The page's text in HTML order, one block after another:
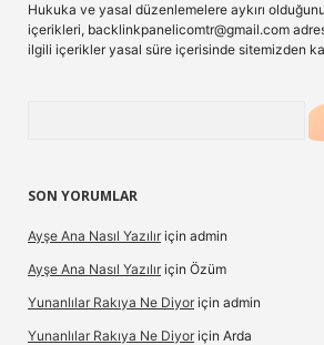
Hukuka ve yasal düzenlemelere aykırı
içerikleri, backlinkpanelicomtr@gmail.com
ilgili içerikler yasal süre içerisinde sitemizden
SON YORUMLAR
Ayşe Ana Nasıl Yazılır için admin
Ayşe Ana Nasıl Yazılır için Özüm
Yunanlılar Rakıya Ne Diyor için admin
Yunanlılar Rakıya Ne Diyor için Arda